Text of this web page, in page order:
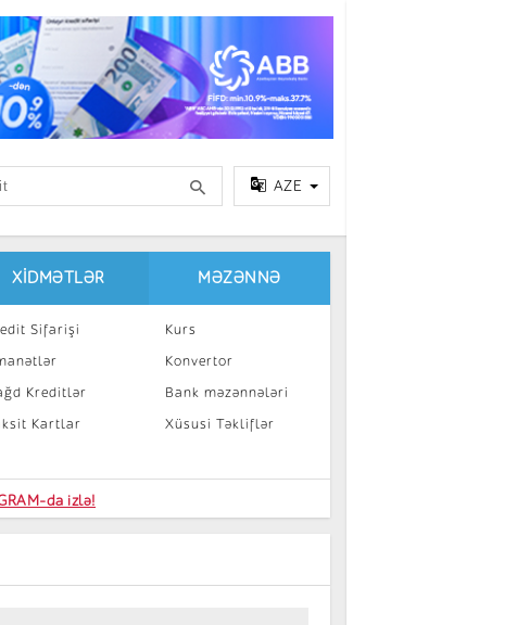
AZE
XIDMƏTLƏR
Sifarişi
Kreditlər
Kartlar
sifarişi
MƏZƏNNƏ
Kurs
Konvertor
Bank məzənnələri
Xüsusi Təkliflər
da izlə!